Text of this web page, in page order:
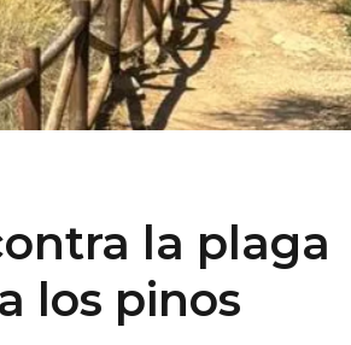
la plaga
los pinos